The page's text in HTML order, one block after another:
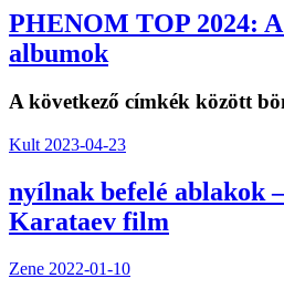
PHENOM TOP 2024:
albumok
A következő címkék között
Kult 2023-04-23
nyílnak befelé ablakok
Karataev film
Zene 2022-01-10